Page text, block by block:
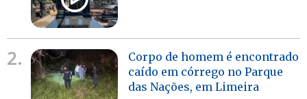
2.
Corpo de homem é encontrado
caído em córrego no Parque
das Nações, em Limeira